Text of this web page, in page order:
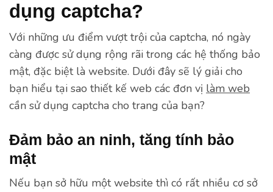
dụng captcha?
Với những ưu điểm vượt trội của captcha, nó ngày
càng được sử dụng rộng rãi trong các hệ thống bảo
mật, đặc biệt là website. Dưới đây sẽ lý giải cho
bạn hiểu tại sao thiết kế web các đơn vị làm web
cần sử dụng captcha cho trang của bạn?
Đảm bảo an ninh, tăng tính bảo
mật
Nếu bạn sở hữu một website thì có rất nhiều cơ sở